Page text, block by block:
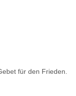
für den Frieden.